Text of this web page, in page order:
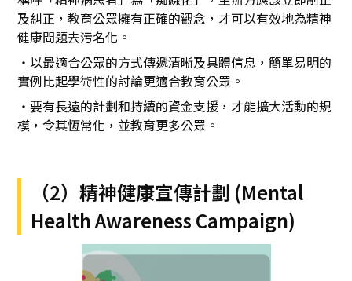
及糾正，教育公眾擁有正確的觀念，才可以有效地為精神
健康問題去污名化。
・以最適合公眾的方式傳遞清晰及具體信息，簡單易明的
實例比起學術性的討論更適合教育公眾。
・要有長遠的計劃和持續的資金支援，才能擴大活動的規
模，令其恆常化，並教育更多公眾。
（2）精神健康宣傳計劃 (Mental
Health Awareness Campaign)